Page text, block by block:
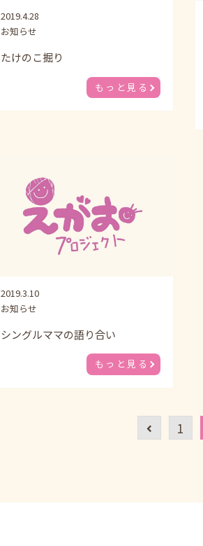
2019.4.28
お知らせ
たけのこ掘り
もっと見る
2019.3.10
お知らせ
シングルママの語り合い
もっと見る
1